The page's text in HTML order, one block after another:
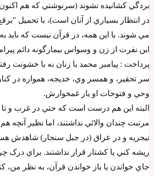
بردگي کشانيده نشوند (سرنوشتي که هم
در انتظار بسياري از آنان است)، با تحميل
مي شوند. با اين همه، در قرآن نيست که
اين نفرت از زن و وسواس بيمارگونه دائم
پرداخت : پيامبر محمد با زنان نه با خشونت
سر تحقير، و همسر وي، خديجه، همواره در
وحي و فتوحات او يار غمخوارش.
البته اين هم درست است که حتي در غرب و تا
مرتبت چندان والائي نداشتند، اما نظير آنچه هم
نيجريه و در عراق (در جبل سنجار) شاهدش
ريشه کني يا کشتار قرار نداشتند. براي درک
جاي خواندن يا باز خواندن قرآن، به نظر من،